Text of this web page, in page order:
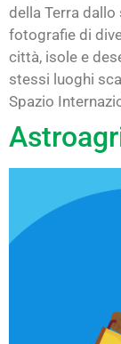
della Terra
fotografie di
città, isole e
stessi luoghi
Spazio